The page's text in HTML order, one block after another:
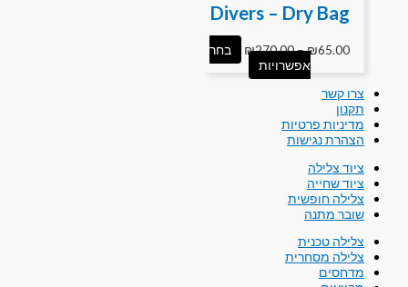
Divers – Dry Bag
₪65.00
–
₪270.00
בחר
אפשרויות
צרו קשר
תקנון
מדיניות פרטיות
הצהרת נגישות
ציוד צלילה
ציוד שחייה
צלילה חופשית
שובר מתנה
צלילה טכנית
צלילה מסחרית
מדחסים